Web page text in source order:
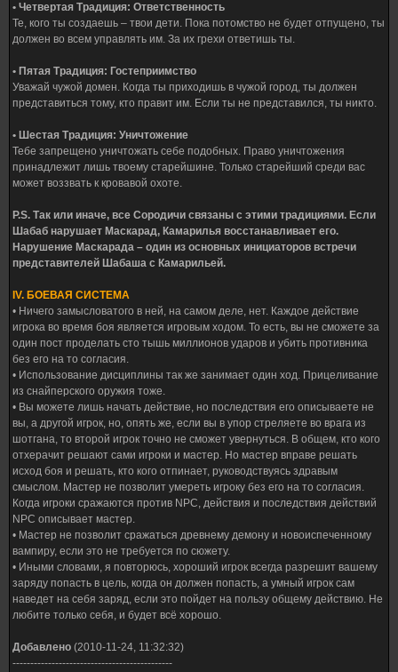
• Четвертая Традиция: Ответственность
Те, кого ты создаешь – твои дети. Пока потомство не будет отпущено, ты
должен во всем управлять им. За их грехи ответишь ты.
• Пятая Традиция: Гостеприимство
Уважай чужой домен. Когда ты приходишь в чужой город, ты должен
представиться тому, кто правит им. Если ты не представился, ты никто.
• Шестая Традиция: Уничтожение
Тебе запрещено уничтожать себе подобных. Право уничтожения
принадлежит лишь твоему старейшине. Только старейший среди вас
может воззвать к кровавой охоте.
P.S. Так или иначе, все Сородичи связаны с этими традициями. Если
Шабаб нарушает Маскарад, Камарилья восстанавливает его.
Нарушение Маскарада – один из основных инициаторов встречи
представителей Шабаша с Камарильей.
IV. БОЕВАЯ СИСТЕМА
• Ничего замысловатого в ней, на самом деле, нет. Каждое действие
игрока во время боя является игровым ходом. То есть, вы не сможете за
один пост проделать сто тышь миллионов ударов и убить противника
без его на то согласия.
• Использование дисциплины так же занимает один ход. Прицеливание
из снайперского оружия тоже.
• Вы можете лишь начать действие, но последствия его описываете не
вы, а другой игрок, но, опять же, если вы в упор стреляете во врага из
шотгана, то второй игрок точно не сможет увернуться. В общем, кто кого
отхерачит решают сами игроки и мастер. Но мастер вправе решать
исход боя и решать, кто кого отпинает, руководствуясь здравым
смыслом. Мастер не позволит умереть игроку без его на то согласия.
Когда игроки сражаются против NPC, действия и последствия действий
NPC описывает мастер.
• Мастер не позволит сражаться древнему демону и новоиспеченному
вампиру, если это не требуется по сюжету.
• Иными словами, я повторюсь, хороший игрок всегда разрешит вашему
заряду попасть в цель, когда он должен попасть, а умный игрок сам
наведет на себя заряд, если это пойдет на пользу общему действию. Не
любите только себя, и будет всё хорошо.
Добавлено (2010-11-24, 11:32:32)
---------------------------------------------